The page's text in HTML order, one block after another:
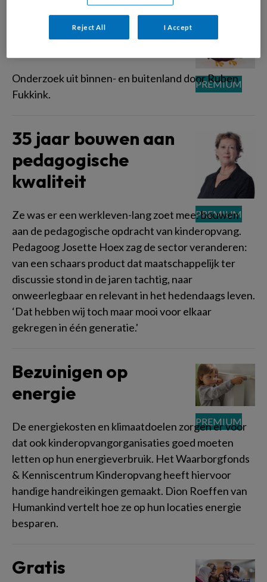
Effect van
kinderopvang
Onderzoek uit binnen- en buitenland door Ruben
Fukkink.
35 jaar bouwen aan
pedagogische
kwaliteit
Ze was er een werkleven-lang zoet mee: bouwen
aan de pedagogische opdracht van kinderopvang.
Pedagoog Josette Hoex zag de sector veranderen:
van een schaars product dat maatschappelijk ter
discussie stond in de jaren tachtig, naar
onweerlegbaar en relevant in het hedendaags leven.
‘Dat hebben wij toch maar mooi voor elkaar
gekregen in één generatie.'
Bezuinigen op
energie
De energiekosten en klimaatdoelen zorgen er voor
dat ook kinderopvangorganisaties goed moeten
letten op hun energieverbruik. Het Waarborgfonds
& Kenniscentrum Kinderopvang heeft hiervoor
handige handreikingen gemaakt. Dion Roeffen van
Humankind vertelt hoe ze op hun locaties energie
besparen.
Gratis
Reject All I Accept